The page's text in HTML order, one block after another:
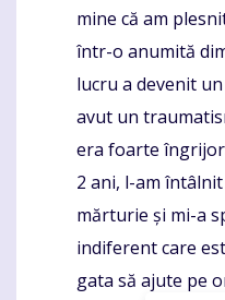
mine că am
într-o anumită
lucru a devenit
avut un
era foarte
2 ani, l-am
mărturie și mi-a
indiferent care
gata să ajute pe